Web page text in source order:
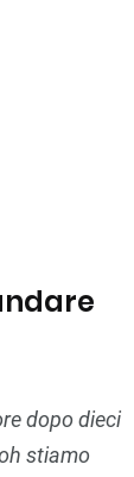
dopo dieci
stiamo